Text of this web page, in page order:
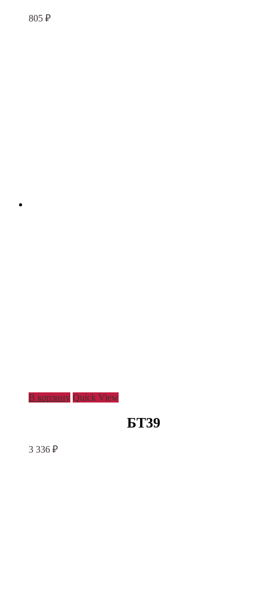
805 ₽
В корзину Quick View
БТ39
3 336 ₽